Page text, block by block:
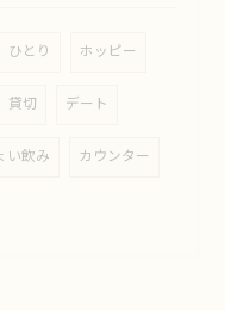
ひとり ホッピー
貸切 デート
い飲み カウンター